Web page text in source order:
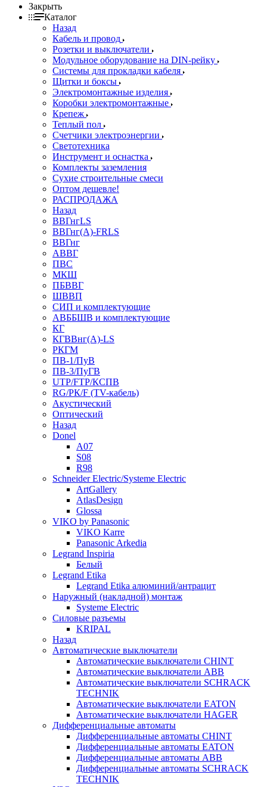
Закрыть
Каталог
Назад
Кабель и провод
Розетки и выключатели
Модульное оборудование на DIN-рейку
Системы для прокладки кабеля
Щитки и боксы
Электромонтажные изделия
Коробки электромонтажные
Крепеж
Теплый пол
Счетчики электроэнергии
Светотехника
Инструмент и оснастка
Комплекты заземления
Сухие строительные смеси
Оптом дешевле!
РАСПРОДАЖА
Назад
ВВГнгLS
ВВГнг(А)-FRLS
ВВГнг
АВВГ
ПВС
МКШ
ПБВВГ
ШВВП
СИП и комплектующие
АВББШВ и комплектующие
КГ
КГВВнг(А)-LS
РКГМ
ПВ-1/ПуВ
ПВ-3/ПуГВ
UTP/FTP/КСПВ
RG/РК/F (TV-кабель)
Акустический
Оптический
Назад
Donel
A07
S08
R98
Schneider Electric/Systeme Electric
ArtGallery
AtlasDesign
Glossa
VIKO by Panasonic
VIKO Karre
Panasonic Arkedia
Legrand Inspiria
Белый
Legrand Etika
Legrand Etika алюминий/антрацит
Наружный (накладной) монтаж
Systeme Electric
Силовые разъемы
KRIPAL
Назад
Автоматические выключатели
Автоматические выключатели CHINT
Автоматические выключатели ABB
Автоматические выключатели SCHRACK
TECHNIK
Автоматические выключатели EATON
Автоматические выключатели HAGER
Дифференциальные автоматы
Дифференциальные автоматы CHINT
Дифференциальные автоматы EATON
Дифференциальные автоматы ABB
Дифференциальные автоматы SCHRACK
TECHNIK